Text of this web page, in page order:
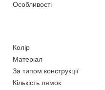
Особливості
Колір
Матеріал
За типом конструкції
Кількість лямок